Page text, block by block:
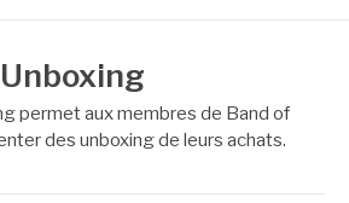
Unboxing
permet aux membres de Band of
des unboxing de leurs achats.